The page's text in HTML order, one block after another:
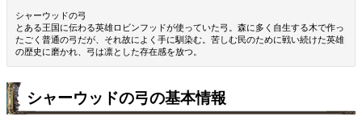
シャーウッドの弓
とある王国に伝わる英雄ロビンフッドが使っていた弓。森に多く自生する木で作っ
たごく普通の弓だが、それ故によく手に馴染む。苦しむ民のために戦い続けた英雄
の歴史に磨かれ、弓は凛とした存在感を放つ。
シャーウッドの弓の基本情報